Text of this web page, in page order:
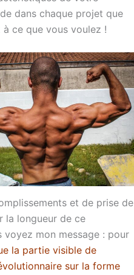
dans chaque projet que
ce que vous voulez !
et de prise de
la longueur de ce
voyez mon message : pour
la partie visible de
sur la forme